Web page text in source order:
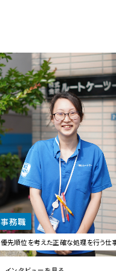
事務職
優先順位を考えた正確な処理を行う仕